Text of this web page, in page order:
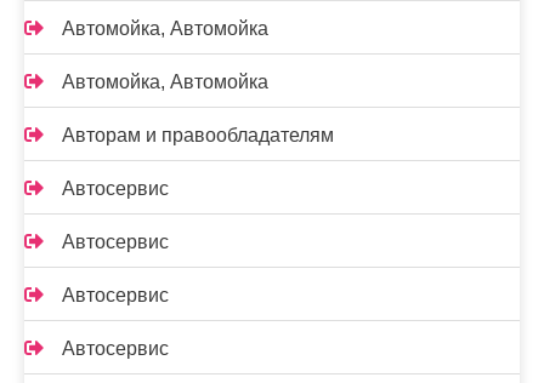
Автомойка, Автомойка
Автомойка, Автомойка
Авторам и правообладателям
Автосервис
Автосервис
Автосервис
Автосервис